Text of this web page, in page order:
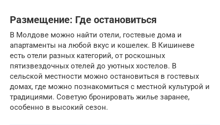
Размещение: Где остановиться
В Молдове можно найти отели, гостевые дома и
апартаменты на любой вкус и кошелек. В Кишиневе
есть отели разных категорий, от роскошных
пятизвездочных отелей до уютных хостелов. В
сельской местности можно остановиться в гостевых
домах, где можно познакомиться с местной культурой и
традициями. Советую бронировать жилье заранее,
особенно в высокий сезон.